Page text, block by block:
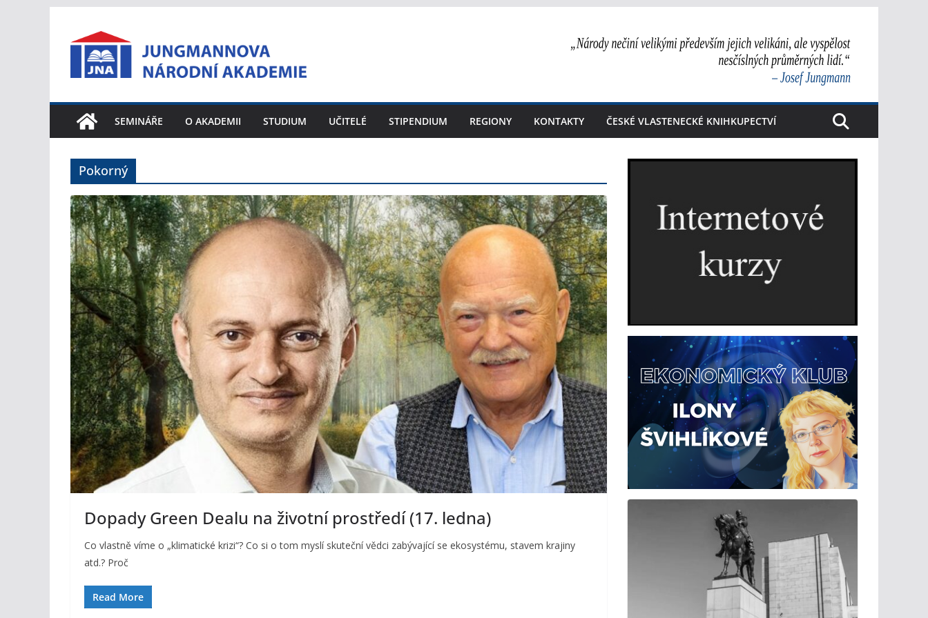
SEMINÁŘE O AKADEMII STUDIUM UČITELÉ STIPENDIUM REGIONY KONTAKTY ČESKÉ VLASTENECKÉ KNIHKUPECTVÍ
Pokorný
Dopady Green Dealu na životní prostředí (17. ledna)
Co vlastně víme o „klimatické krizi“? Co si o tom myslí skuteční vědci zabývající se ekosystému, stavem krajiny
atd.? Proč
Read More